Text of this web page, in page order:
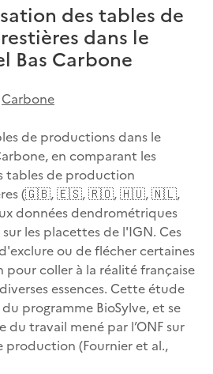
des tables de
dans le
Bas Carbone
Carbone
de productions dans le
en comparant les
tables de production
(🇬🇧, 🇪🇸, 🇷🇴, 🇭🇺, 🇳🇱,
données dendrométriques
les placettes de l'IGN. Ces
ou de flécher certaines
coller à la réalité française
essences. Cette étude
programme BioSylve, et se
travail mené par l’ONF sur
production (Fournier et al.,